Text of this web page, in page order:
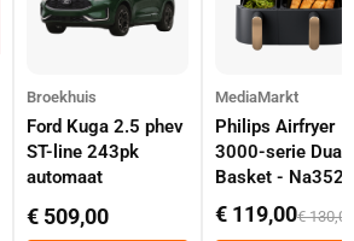
Broekhuis
Ford Kuga 2.5 phev
ST-line 243pk
automaat
€ 509,00
MediaMarkt
Philips Airfryer
3000-serie Dual
Basket -
Dubbele Mand 9
Tot 6 Personen
€ 119,00€ 130,00